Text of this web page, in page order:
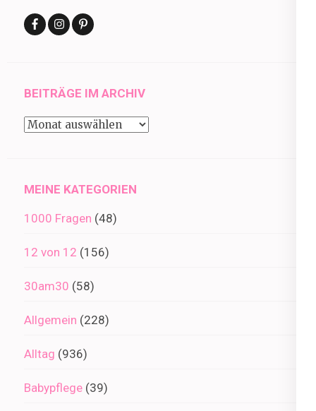
BEITRÄGE IM ARCHIV
Beiträge
MEINE KATEGORIEN
1000 Fragen (48)
12 von 12 (156)
30am30 (58)
Allgemein (228)
Alltag (936)
Babypflege (39)